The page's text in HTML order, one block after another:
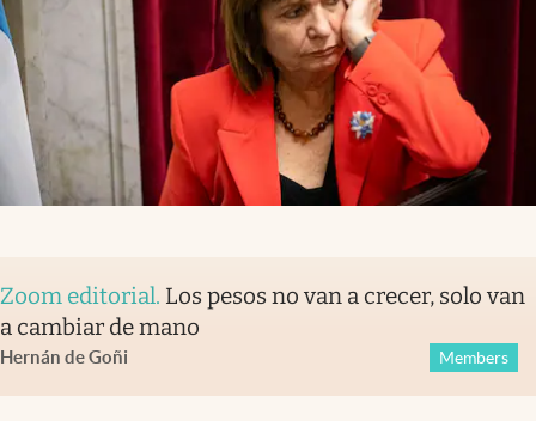
Zoom editorial. Los pesos no van a crecer, solo van
a cambiar de mano
Hernán de Goñi Members